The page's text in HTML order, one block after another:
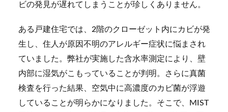
ビの発見が遅れてしまうことが珍しくありません。
ある戸建住宅では、2階のクローゼット内にカビが発
生し、住人が原因不明のアレルギー症状に悩まされ
ていました。弊社が実施した含水率測定により、壁
内部に湿気がこもっていることが判明。さらに真菌
検査を行った結果、空気中に高濃度のカビ菌が浮遊
していることが明らかになりました。そこで、MIST